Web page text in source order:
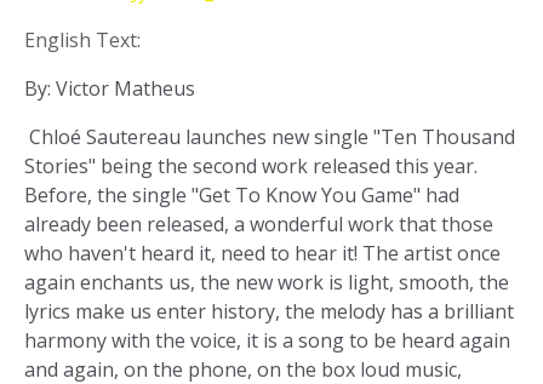
English Text:
By: Victor Matheus
Chloé Sautereau launches new single "Ten Thousand
Stories" being the second work released this year.
Before, the single "Get To Know You Game" had
already been released, a wonderful work that those
who haven't heard it, need to hear it! The artist once
again enchants us, the new work is light, smooth, the
lyrics make us enter history, the melody has a brilliant
harmony with the voice, it is a song to be heard again
and again, on the phone, on the box loud music,